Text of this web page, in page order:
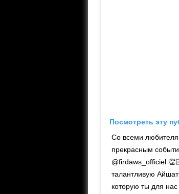
Посмотреть эту
Со всеми
прекрасным
@firdaws_officiel
талантливую
которую ты для